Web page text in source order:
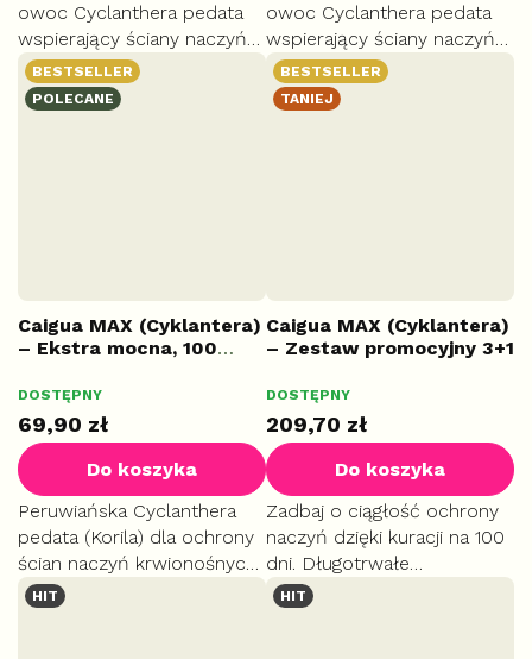
owoc Cyclanthera pedata
wspierający ściany naczyń
krwionośnych. Pomaga
utrzymać optymalny
poziom cholesterolu i
owoc Cyclanthera pedata
wspierający ściany naczyń
krwionośnych. Pomaga
utrzymać optymalny
poziom cholesterolu i
BESTSELLER
POLECANE
Caigua MAX (Cyklantera)
– Ekstra mocna, 100
ocena
produktu
wynosi
5,0
na
5
gwiazdek.
DOSTĘPNY
69,90 zł
Do koszyka
Peruwiańska Cyclanthera
pedata (Korila) dla ochrony
ścian naczyń krwionośnych.
Pomaga utrzymać zdrowy
BESTSELLER
TANIEJ
Caigua MAX (Cyklantera)
– Zestaw promocyjny 3+1
4x 100
DOSTĘPNY
209,70 zł
Do koszyka
Zadbaj o ciągłość ochrony
naczyń dzięki kuracji na 100
dni. Długotrwałe
stosowanie to klucz do
HIT HIT